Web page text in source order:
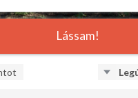
Lássam!